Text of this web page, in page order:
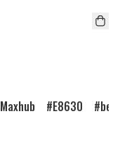
Maxhub E8630